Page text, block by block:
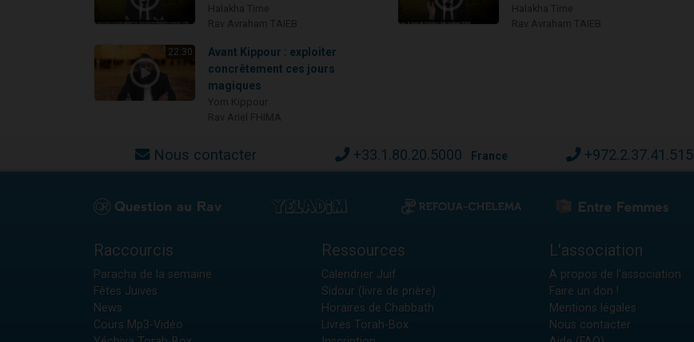
22:30
Avant Kippour : exploiter
concrêtement ces jours
magiques
Nous contacter +33.1.80.20.5000 France +972.2.37.41.515
Raccourcis
Paracha de la semaine
Fêtes Juives
News
Cours Mp3-Vidéo
Ressources
Calendrier Juif
Sidour (livre de prière)
Horaires de Chabbath
Livres Torah-Box
L'association
A propos de l'association
Faire un don !
Mentions légales
Nous contacter